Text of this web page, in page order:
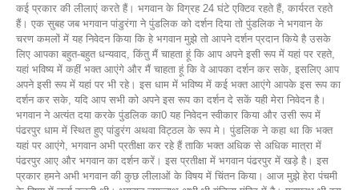
कई प्रकार की लीलाएं करते हैं। भगवान के विग्रह 24 घंटे एक्टिव रहते हैं, कार्यरत रहते
हैं। एक सुबह जब भगवान पांडुरंगा ने पुंडलिक को दर्शन दिया तो पुंडलिक ने भगवान के
चरण कमलों में यह निवेदन किया कि हे भगवान मुझे तो आपने दर्शन प्रदान किये है उसके
लिए आपका बहुत-बहुत धन्यवाद, किंतु मैं चाहता हूं कि आप अपने इसी रूप में यहां पर रहते,
यहां भविष्य में कहीं भक्त आएंगे और मैं चाहता हूं कि वे आपका दर्शन कर सके, इसलिए आप
अपने इसी रूप में यहां पर भी रहे। इस धाम में भविष्य में कई भक्त आएंगे आपके इस रूप का
दर्शन कर सके, यदि आप सभी को अपने इस रूप का दर्शन दे सकें यही मेरा निवेदन है।
भगवान ने अत्यंत दया करके पुंडलिक का0 यह निवेदन स्वीकार किया और उसी रूप में
पंढरपुर धाम में स्थित हुए पांडुरंग अथवा विट्ठल के रूप मे। पुंडलिक ने कहा था कि भक्त
यहां पर आएंगे, भगवान अभी प्रतीक्षा कर रहे हैं ताकि भक्त अधिक से अधिक मात्रा में
पंढरपुर आए और भगवान का दर्शन करें। इस प्रतीक्षा में भगवान पंढरपुर में खड़े है। इस
प्रकार हमने अभी भगवान की कुछ लीलाओं के विषय में चिंतन किया। आज मुझे हेरा पंचमी